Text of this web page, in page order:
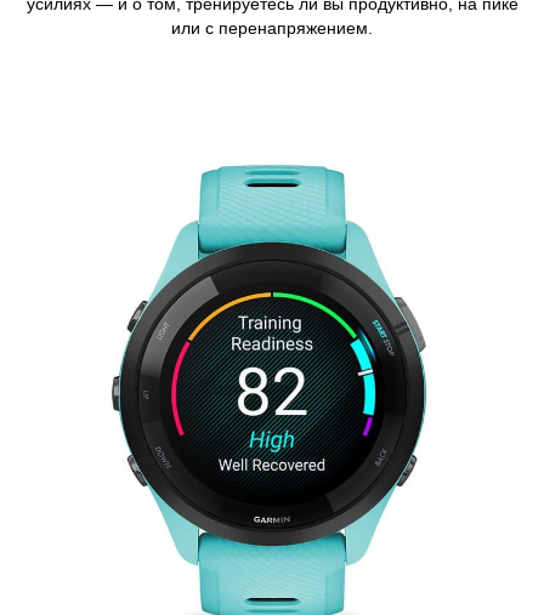
усилиях — и о том, тренируетесь ли вы продуктивно, на пике
или с перенапряжением.